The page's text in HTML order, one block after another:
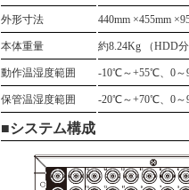
外形寸法 440mm ×455mm
本体重量 約8.24Kg （HDD
動作温湿度範囲 -10℃～+55℃、0～
保管温湿度範囲 -20℃～+70℃、0～
■システム構成